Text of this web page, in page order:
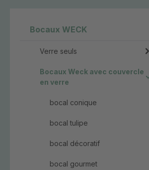
Bocaux WECK
Verre seuls
Bocaux Weck avec couvercle
en verre
bocal conique
bocal tulipe
bocal décoratif
bocal gourmet